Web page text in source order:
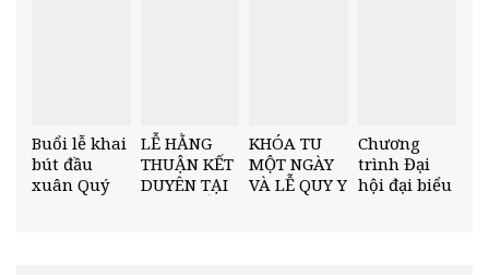
Buổi lễ khai
bút đầu
xuân Quý
LỄ HẰNG
THUẬN KẾT
DUYÊN TẠI
KHÓA TU
MỘT NGÀY
VÀ LỄ QUY Y
Chương
trình Đại
hội đại biểu